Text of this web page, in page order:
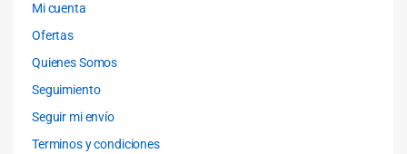
Mi cuenta
Ofertas
Quienes Somos
Seguimiento
Seguir mi envío
Terminos y condiciones